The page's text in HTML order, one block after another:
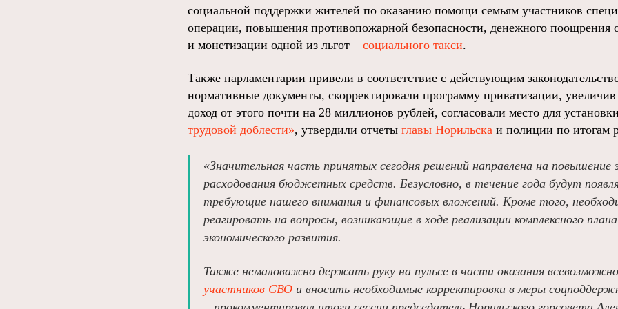
социальной поддержки жителей по оказанию помощи семьям участников
операции, повышения противопожарной безопасности, денежного поощрения
и монетизации одной из льгот – социального такси.
Также парламентарии привели в соответствие с действующим
нормативные документы, скорректировали программу приватизации,
доход от этого почти на 28 миллионов рублей, согласовали место для
трудовой доблести», утвердили отчеты главы Норильска и полиции по итогам
«Значительная часть принятых сегодня решений направлена на
расходования бюджетных средств. Безусловно, в течение года будут
требующие нашего внимания и финансовых вложений. Кроме того,
реагировать на вопросы, возникающие в ходе реализации комплексного
экономического развития.
Также немаловажно держать руку на пульсе в части оказания
участников СВО и вносить необходимые корректировки в меры